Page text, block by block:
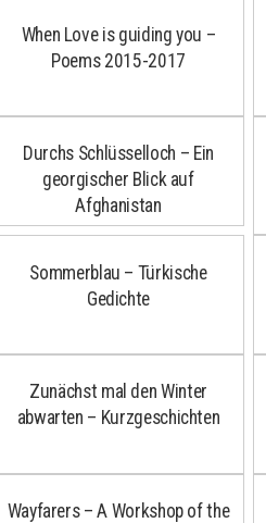
When Love is guiding you –
Poems 2015-2017
Durchs Schlüsselloch – Ein
georgischer Blick auf
Afghanistan
Sommerblau – Türkische
Gedichte
Zunächst mal den Winter
abwarten – Kurzgeschichten
Wayfarers – A Workshop of the